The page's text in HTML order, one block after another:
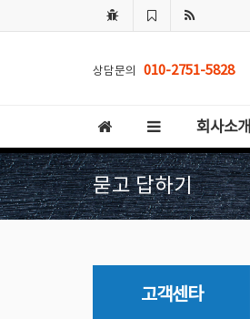
상담문의 010-2751-5828
회사소개
묻고 답하기
고객센타